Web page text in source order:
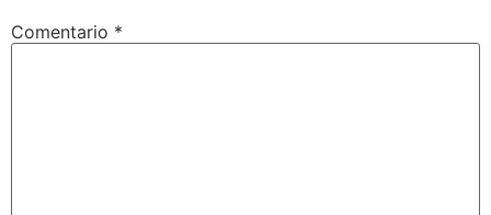
Comentario *